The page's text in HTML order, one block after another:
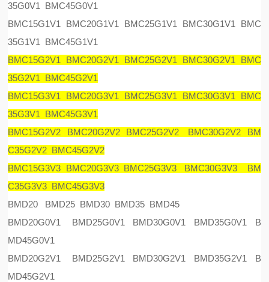
35G0V1 BMC45G0V1
BMC15G1V1 BMC20G1V1 BMC25G1V1 BMC30G1V1 BMC
35G1V1 BMC45G1V1
BMC15G2V1 BMC20G2V1 BMC25G2V1 BMC30G2V1 BMC
35G2V1 BMC45G2V1
BMC15G3V1 BMC20G3V1 BMC25G3V1 BMC30G3V1 BMC
35G3V1 BMC45G3V1
BMC15G2V2 BMC20G2V2 BMC25G2V2 BMC30G2V2 BM
C35G2V2 BMC45G2V2
BMC15G3V3 BMC20G3V3 BMC25G3V3 BMC30G3V3 BM
C35G3V3 BMC45G3V3
BMD20 BMD25 BMD30 BMD35 BMD45
BMD20G0V1 BMD25G0V1 BMD30G0V1 BMD35G0V1 B
MD45G0V1
BMD20G2V1 BMD25G2V1 BMD30G2V1 BMD35G2V1 B
MD45G2V1